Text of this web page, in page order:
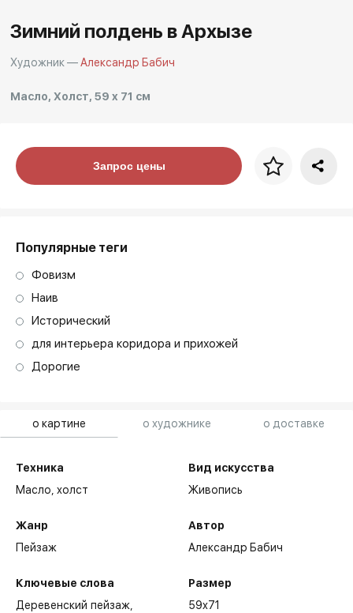
о картине о художнике о доставке
Техника
Масло,холст
Жанр
Пейзаж
Ключевые слова
Деревенский пейзаж
Вид искусства
Живопись
Автор
Александр Бабич
Размер
59x71
Зимний полдень в Архызе
Художник —Александр Бабич
Масло, Холст, 59 x 71 см
Цена за багетЗапрос цены
Популярные теги
Фовизм
Наив
Исторический
для интерьера коридора и прихожей
Дорогие